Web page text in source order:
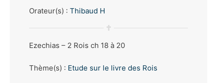
Orateur(s) : Thibaud H
Ezechias – 2 Rois ch 18 à 20
Thème(s) : Etude sur le livre des Rois